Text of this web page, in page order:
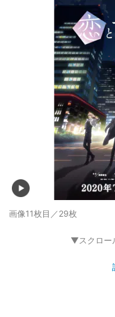
画像11枚目／29枚
▼スクロー